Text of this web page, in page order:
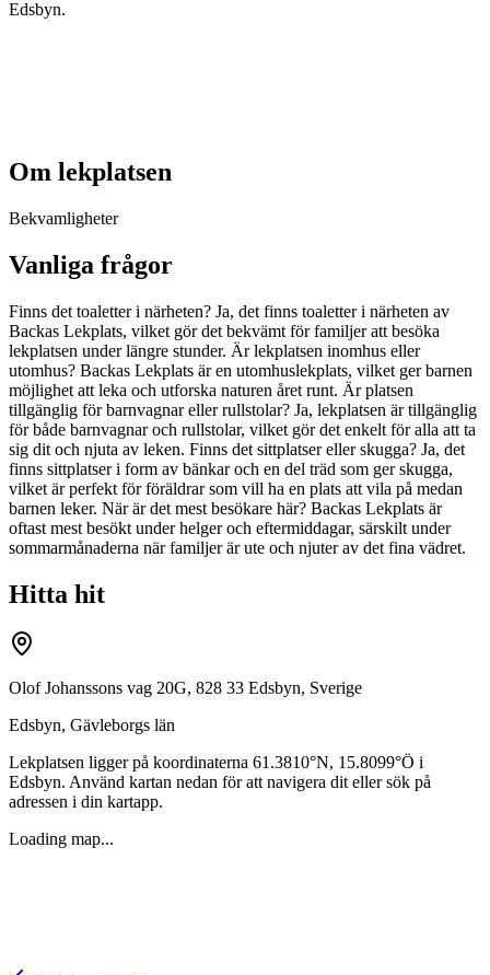
Edsbyn.
Om lekplatsen
Bekvamligheter
Vanliga frågor
Finns det toaletter i närheten? Ja, det finns toaletter i närheten av
Backas Lekplats, vilket gör det bekvämt för familjer att besöka
lekplatsen under längre stunder. Är lekplatsen inomhus eller
utomhus? Backas Lekplats är en utomhuslekplats, vilket ger barnen
möjlighet att leka och utforska naturen året runt. Är platsen
tillgänglig för barnvagnar eller rullstolar? Ja, lekplatsen är tillgänglig
för både barnvagnar och rullstolar, vilket gör det enkelt för alla att ta
sig dit och njuta av leken. Finns det sittplatser eller skugga? Ja, det
finns sittplatser i form av bänkar och en del träd som ger skugga,
vilket är perfekt för föräldrar som vill ha en plats att vila på medan
barnen leker. När är det mest besökare här? Backas Lekplats är
oftast mest besökt under helger och eftermiddagar, särskilt under
sommarmånaderna när familjer är ute och njuter av det fina vädret.
Hitta hit
Olof Johanssons vag 20G, 828 33 Edsbyn, Sverige
Edsbyn, Gävleborgs län
Lekplatsen ligger på koordinaterna 61.3810°N, 15.8099°Ö i
Edsbyn. Använd kartan nedan för att navigera dit eller sök på
adressen i din kartapp.
Loading map...